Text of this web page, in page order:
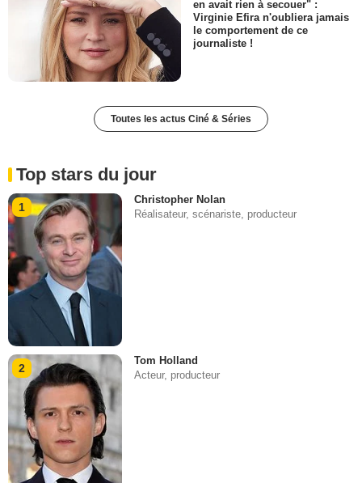
en avait rien à secouer" :
Virginie Efira n'oubliera jamais
le comportement de ce
journaliste !
Toutes les actus Ciné & Séries
Top stars du jour
1
Christopher Nolan
Réalisateur, scénariste, producteur
2
Tom Holland
Acteur, producteur